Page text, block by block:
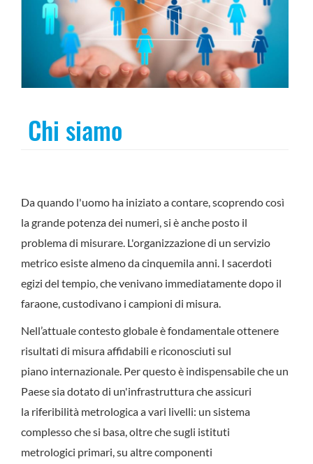
Chi siamo
Da quando l'uomo ha iniziato a contare, scoprendo così
la grande potenza dei numeri, si è anche posto il
problema di misurare. L'organizzazione di un servizio
metrico esiste almeno da cinquemila anni. I sacerdoti
egizi del tempio, che venivano immediatamente dopo il
faraone, custodivano i campioni di misura.
Nell’attuale contesto globale è fondamentale ottenere
risultati di misura affidabili e riconosciuti sul
piano internazionale. Per questo è indispensabile che un
Paese sia dotato di un'infrastruttura che assicuri
la riferibilità metrologica a vari livelli: un sistema
complesso che si basa, oltre che sugli istituti
metrologici primari, su altre componenti